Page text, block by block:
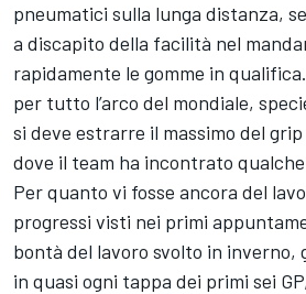
pneumatici sulla lunga distanza,
a discapito della facilità nel
rapidamente le gomme in
per tutto l’arco del mondiale,
si deve estrarre il massimo del
dove il team ha incontrato
Per quanto vi fosse ancora del
progressi visti nei primi
bontà del lavoro svolto in inverno,
in quasi ogni tappa dei primi sei